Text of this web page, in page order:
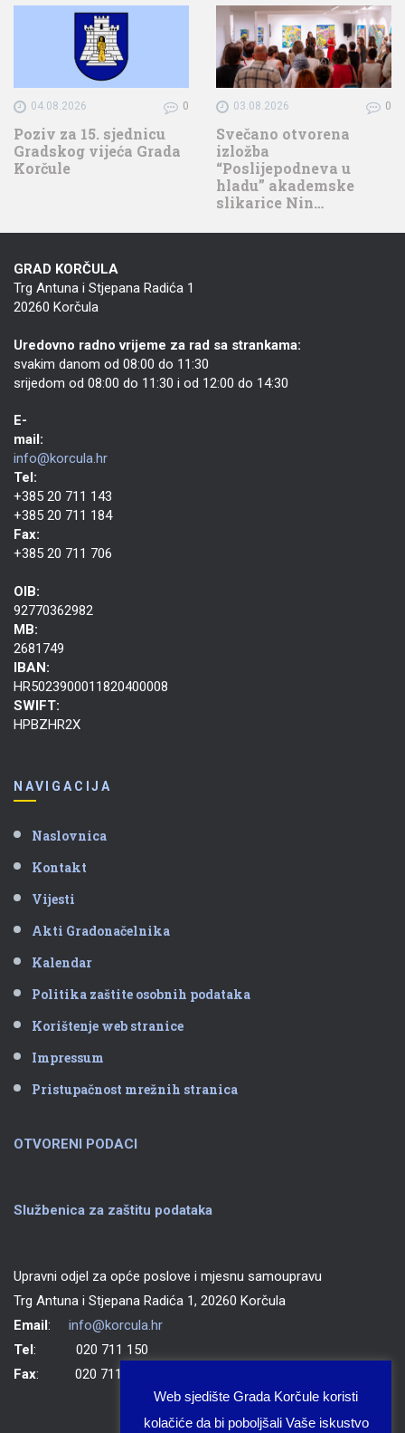
04.08.2026 0
Poziv za 15. sjednicu
Gradskog vijeća Grada
Korčule
03.08.2026 0
Svečano otvorena
izložba
“Poslijepodneva u
hladu” akademske
slikarice Nin…
GRAD KORČULA
Trg Antuna i Stjepana Radića 1
20260 Korčula
Uredovno radno vrijeme za rad sa strankama:
svakim danom od 08:00 do 11:30
srijedom od 08:00 do 11:30 i od 12:00 do 14:30
E-
mail:
info@korcula.hr
Tel:
+385 20 711 143
+385 20 711 184
Fax:
+385 20 711 706
OIB:
92770362982
MB:
2681749
IBAN:
HR5023900011820400008
SWIFT:
HPBZHR2X
NAVIGACIJA
Naslovnica
Kontakt
Vijesti
Akti Gradonačelnika
Kalendar
Politika zaštite osobnih podataka
Korištenje web stranice
Impressum
Pristupačnost mrežnih stranica
OTVORENI PODACI
Službenica za zaštitu podataka
Upravni odjel za opće poslove i mjesnu samoupravu
Trg Antuna i Stjepana Radića 1, 20260 Korčula
Email: info@korcula.hr
Tel: 020 711 150
Fax: 020 711 702
Web sjedište Grada Korčule koristi
kolačiće da bi poboljšali Vaše iskustvo